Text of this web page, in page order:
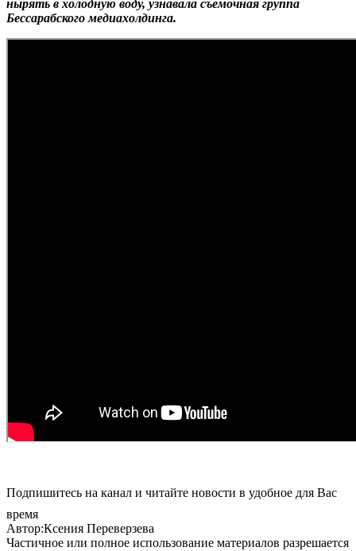
нырять в холодную воду, узнавала съемочная группа
Бессарабского медиахолдинга.
Подпишитесь на канал и читайте новости в удобное для Вас
время
Автор:Ксения Переверзева
Частичное или полное использование материалов разрешается